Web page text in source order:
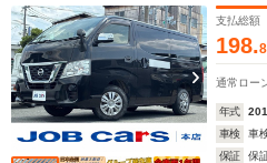
リング プライバシーガラス スペア
支払総額
198.8
通常ロー
年式
車検
車
保証
保